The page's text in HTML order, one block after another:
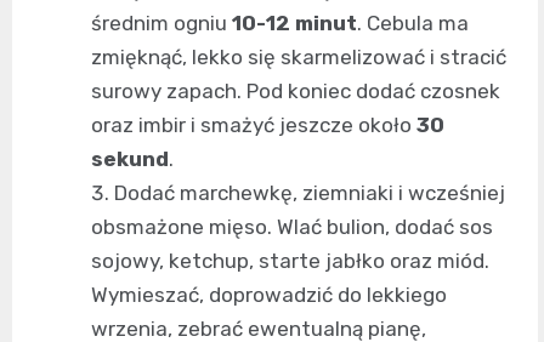
średnim ogniu 10-12 minut. Cebula ma
zmięknąć, lekko się skarmelizować i stracić
surowy zapach. Pod koniec dodać czosnek
oraz imbir i smażyć jeszcze około 30
sekund.
Dodać marchewkę, ziemniaki i wcześniej
obsmażone mięso. Wlać bulion, dodać sos
sojowy, ketchup, starte jabłko oraz miód.
Wymieszać, doprowadzić do lekkiego
wrzenia, zebrać ewentualną pianę,